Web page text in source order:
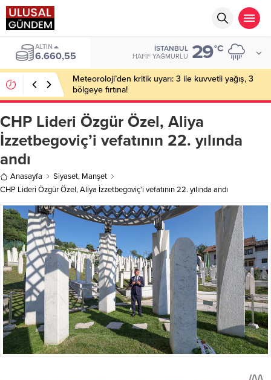
ALTIN
6.660,55
İSTANBUL
HAFIF YAĞMURLU 29°C
Meteoroloji’den kritik uyarı: 3 ile kuvvetli yağış, 3
bölgeye fırtına!
CHP Lideri Özgür Özel, Aliya
İzzetbegoviç’i vefatının 22. yılında
andı
Anasayfa Siyaset, Manşet
CHP Lideri Özgür Özel, Aliya İzzetbegoviç’i vefatının 22. yılında andı